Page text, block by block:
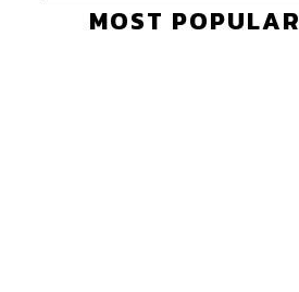
MOST POPULAR